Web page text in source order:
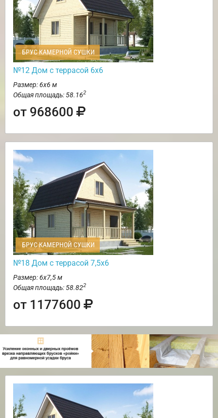
БРУС КАМЕРНОЙ СУШКИ
№12 Дом с террасой 6х6
Размер: 6х6 м
Общая площадь: 58.162
от 968600
БРУС КАМЕРНОЙ СУШКИ
№18 Дом с террасой 7,5х6
Размер: 6х7,5 м
Общая площадь: 58.822
от 1177600